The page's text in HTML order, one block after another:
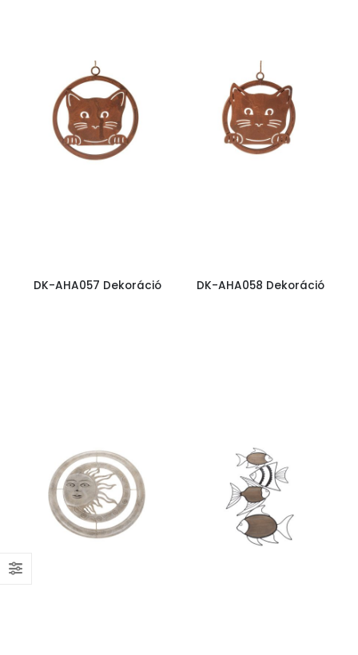
DK-AHA057 Dekoráció DK-AHA058 Dekoráció